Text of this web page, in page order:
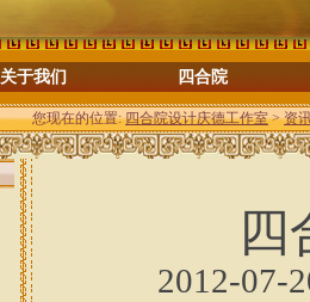
关于我们 四合院
您现在的位置:四合院设计庆德工作室>资
四
2012-07-